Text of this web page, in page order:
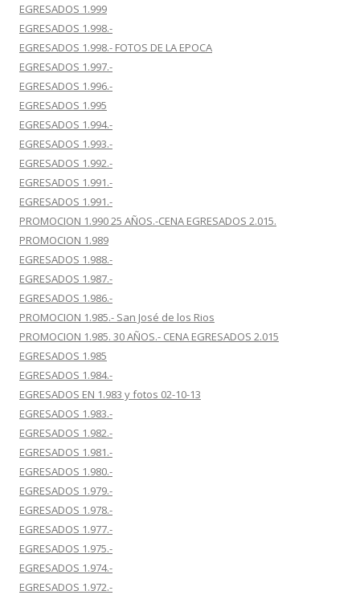
EGRESADOS 1.999
EGRESADOS 1.998.-
EGRESADOS 1.998.- FOTOS DE LA EPOCA
EGRESADOS 1.997.-
EGRESADOS 1.996.-
EGRESADOS 1.995
EGRESADOS 1.994.-
EGRESADOS 1.993.-
EGRESADOS 1.992.-
EGRESADOS 1.991.-
EGRESADOS 1.991.-
PROMOCION 1.990 25 AÑOS.-CENA EGRESADOS 2.015.
PROMOCION 1.989
EGRESADOS 1.988.-
EGRESADOS 1.987.-
EGRESADOS 1.986.-
PROMOCION 1.985.- San José de los Rios
PROMOCION 1.985. 30 AÑOS.- CENA EGRESADOS 2.015
EGRESADOS 1.985
EGRESADOS 1.984.-
EGRESADOS EN 1.983 y fotos 02-10-13
EGRESADOS 1.983.-
EGRESADOS 1.982.-
EGRESADOS 1.981.-
EGRESADOS 1.980.-
EGRESADOS 1.979.-
EGRESADOS 1.978.-
EGRESADOS 1.977.-
EGRESADOS 1.975.-
EGRESADOS 1.974.-
EGRESADOS 1.972.-